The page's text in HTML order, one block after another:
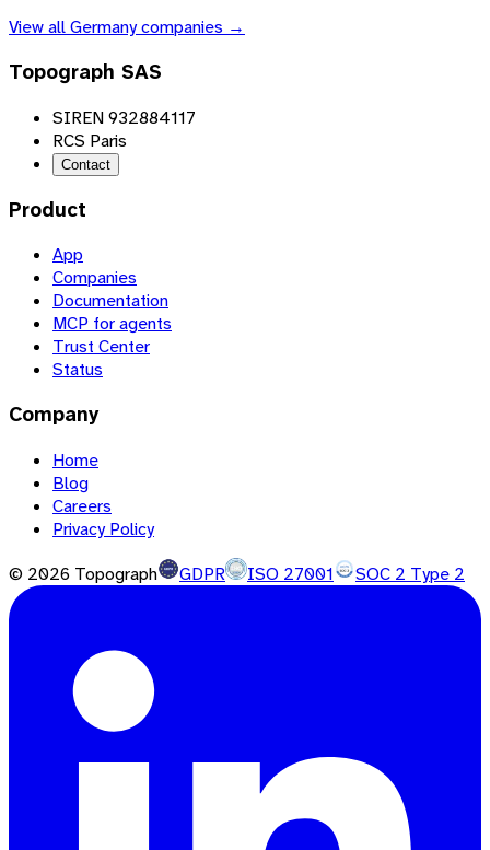
View allGermanycompanies →
Topograph SAS
SIREN 932884117
RCS Paris
Contact
Product
App
Companies
Documentation
MCP for agents
Trust Center
Status
Company
Home
Blog
Careers
Privacy Policy
© 2026 Topograph GDPR ISO 27001 SOC 2 Type 2